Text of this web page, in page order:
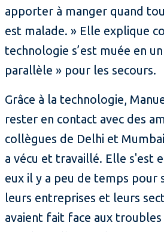
apporter à manger quand
est malade. » Elle explique
technologie s’est muée en
parallèle » pour les secours.
Grâce à la technologie,
rester en contact avec des
collègues de Delhi et
a vécu et travaillé. Elle s'est
eux il y a peu de temps pour
leurs entreprises et leurs
avaient fait face aux troubles